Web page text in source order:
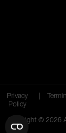
Privacy
Policy
Copyright © 2026